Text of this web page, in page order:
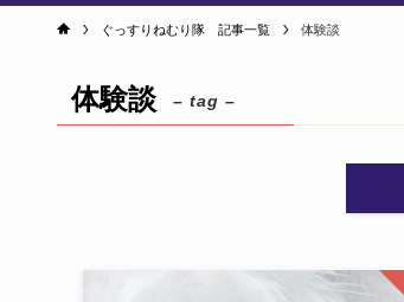
ぐっすりねむり隊 記事一覧 体験談
体験談 – tag –